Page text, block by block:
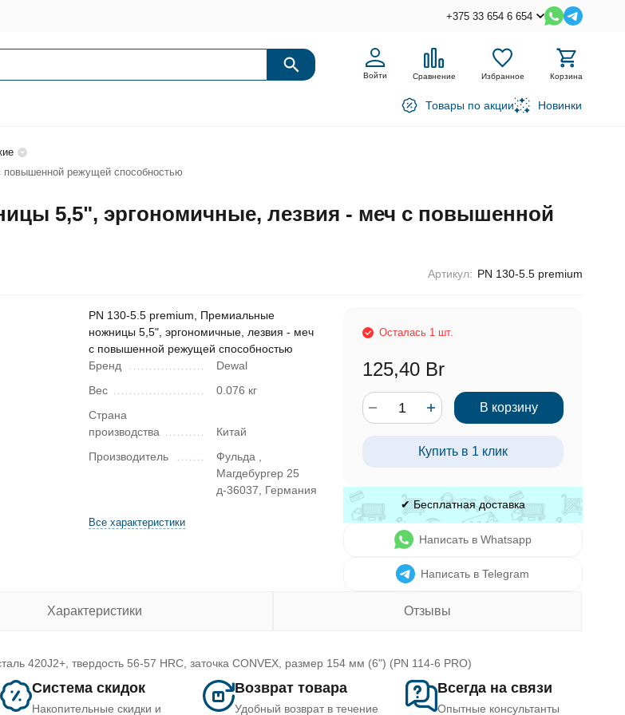
+375 33 654 6 654
Войти Сравнение Избранное Корзина
Товары по акции Новинки
режущей способностью
5,5", эргономичные, лезвия - меч с повышенной
Артикул: PN 130-5.5 premium
PN 130-5.5 premium, Премиальные
ножницы 5,5", эргономичные, лезвия - меч
с повышенной режущей способностью
Бренд
Dewal
Вес
0.076 кг
Страна
производства
Китай
Производитель
Фульда ,
Магдебургер 25
д-36037, Германия
Все характеристики
Осталась 1 шт.
125,40 Br
В корзину
Купить в 1 клик
✔ Бесплатная доставка
Написать в Whatsapp
Написать в Telegram
Характеристики Отзывы
420J2+, твердость 56-57 HRC, заточка CONVEX, размер 154 мм (6") (PN 114-6 PRO)
Система скидок
Накопительные скидки и
Возврат товара
Удобный возврат в течение
Всегда на связи
Опытные консультанты